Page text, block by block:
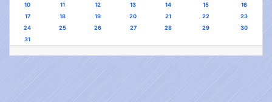
10
11 12 13 14 15
16
17
18 19 20 21 22
23
24
25 26 27 28 29
30
31